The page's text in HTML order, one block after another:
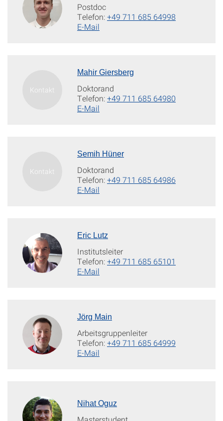
Postdoc
Telefon:+49 711 685 64998
E-Mail
Mahir Giersberg
Doktorand
Telefon:+49 711 685 64980
E-Mail
Semih Hüner
Doktorand
Telefon:+49 711 685 64986
E-Mail
Eric Lutz
Institutsleiter
Telefon:+49 711 685 65101
E-Mail
Jörg Main
Arbeitsgruppenleiter
Telefon:+49 711 685 64999
E-Mail
Nihat Oguz